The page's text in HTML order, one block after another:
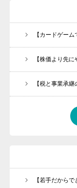
【カードゲー
【株価より先
【税と事業承
【若手だから
働きたく